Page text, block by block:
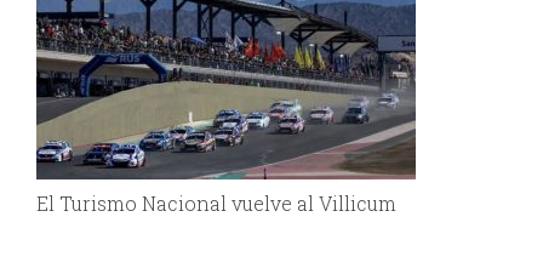
El Turismo Nacional vuelve al Villicum